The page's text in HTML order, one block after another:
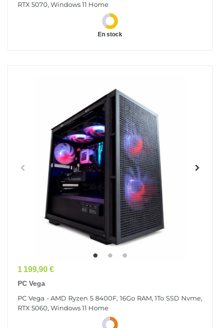
RTX 5070, Windows 11 Home
En stock
Prix
1 199,90 €
PC Vega
PC Vega - AMD Ryzen 5 8400F, 16Go RAM, 1To SSD Nvme,
RTX 5060, Windows 11 Home